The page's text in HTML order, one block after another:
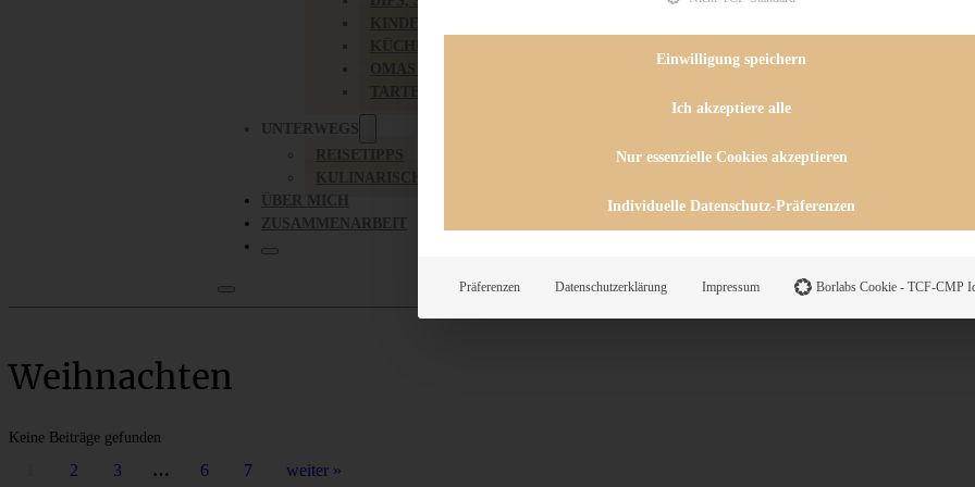
UNTERWEGS
REISETIPPS
KULINARISCH UNTERWEGS
ÜBER MICH
ZUSAMMENARBEIT
Weihnachten
Keine Beiträge gefunden
2 3 … 6 7 weiter »
Einwilligung speichern
Ich akzeptiere alle
Nur essenzielle Cookies akzeptieren
Individuelle Datenschutz-Präferenzen
Präferenzen Datenschutzerklärung Impressum Borlabs Cookie - TCF-CMP